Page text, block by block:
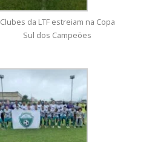
Clubes da LTF estreiam na Copa
Sul dos Campeões